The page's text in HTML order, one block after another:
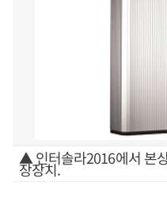
▲ 인터솔라2016에서 본
장장치.